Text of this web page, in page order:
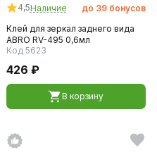
4,5Наличие до 39 бонусов
Клей для зеркал заднего вида
ABRO RV-495 0,6мл
Код 5623
426 ₽
В корзину